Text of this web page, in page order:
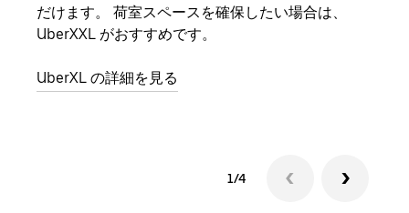
だけます。 荷室スペースを確保したい場合は、
UberXXL がおすすめです。
UberXL の詳細を見る
1/4